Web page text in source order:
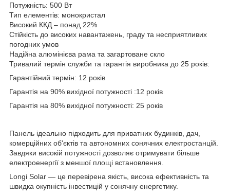
Потужність: 500 Вт
Тип елементів: монокристал
Високий ККД – понад 22%
Стійкість до високих навантажень, граду та несприятливих
погодних умов
Надійна алюмінієва рама та загартоване скло
Тривалий термін служби та гарантія виробника до 25 років:
Гарантійний термін: 12 років
Гарантія на 90% вихідної потужності :12 років
Гарантія на 80% вихідної потужності: 25 років
Панель ідеально підходить для приватних будинків, дач,
комерційних об'єктів та автономних сонячних електростанцій.
Завдяки високій потужності дозволяє отримувати більше
електроенергії з меншої площі встановлення.
Longi Solar — це перевірена якість, висока ефективність та
швидка окупність інвестицій у сонячну енергетику.